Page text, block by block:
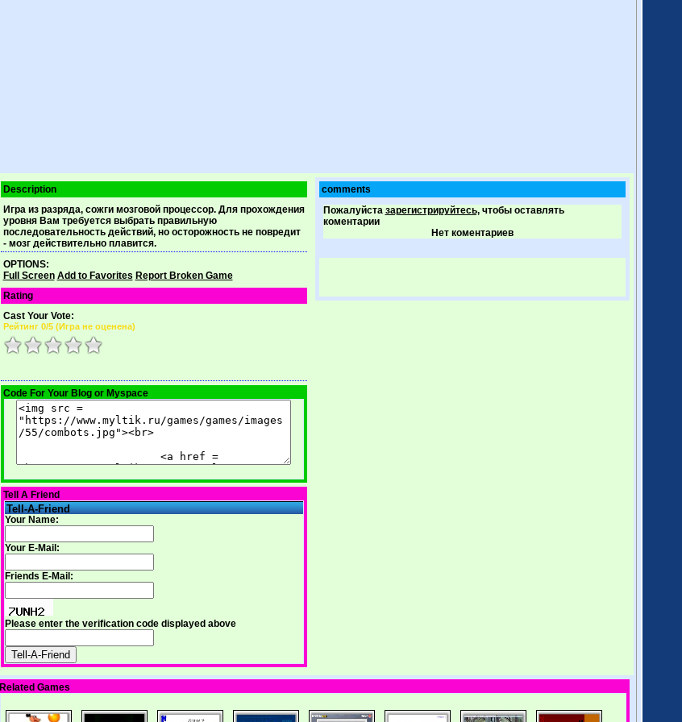
Description
Игра из разряда, сожги мозговой процессор. Для прохождения
уровня Вам требуется выбрать правильную
последовательность действий, но осторожность не повредит
- мозг действительно плавится.
OPTIONS:
Full Screen Add to Favorites Report Broken Game
Rating
Cast Your Vote:
Рейтинг 0/5 (Игра не оценена)
Code For Your Blog or Myspace
Tell A Friend
Tell-A-Friend
Your Name:
Your E-Mail:
Friends E-Mail:
Please enter the verification code displayed above
comments
Пожалуйста зарегистрируйтесь,чтобы оставлять
коментарии
Нет коментариев
Related Games